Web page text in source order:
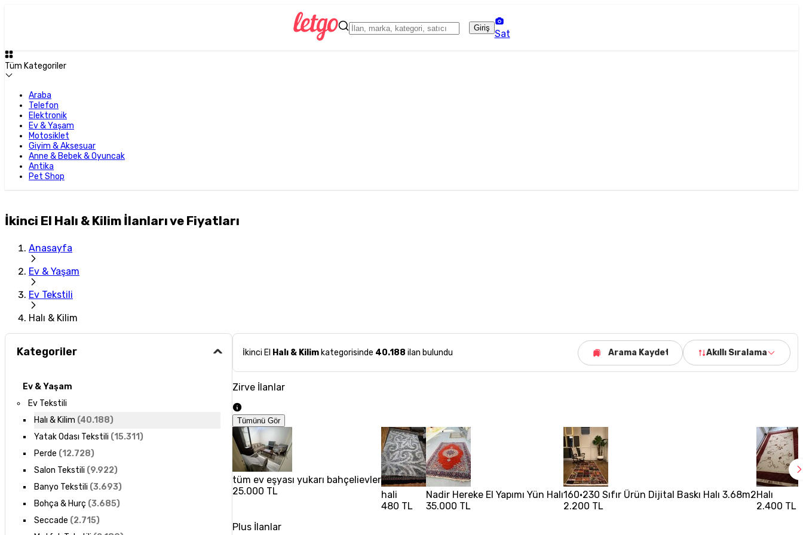
Giriş
Sat
Tüm Kategoriler
Araba
Telefon
Elektronik
Ev & Yaşam
Motosiklet
Giyim & Aksesuar
Anne & Bebek & Oyuncak
Antika
Pet Shop
İkinci El Halı & Kilim İlanları ve Fiyatları
Anasayfa
Ev & Yaşam
Ev Tekstili
Halı & Kilim
Kategoriler
Ev & Yaşam
Ev Tekstili
Halı & Kilim (40.188)
Yatak Odası Tekstili (15.311)
Perde (12.728)
Salon Tekstili (9.922)
Banyo Tekstili (3.693)
Bohça & Hurç (3.685)
Seccade (2.715)
İkinci El Halı & Kilim kategorisinde 40.188 ilan bulundu Arama Kaydet Akıllı Sıralama
Zirve İlanlar
Tümünü Gör
tüm ev eşyası yukarı bahçelievler
25.000 TL
hali
480 TL
Nadir Hereke El Yapımı Yün Halı
35.000 TL
160•230 Sıfır Ürün Dijital Baskı Halı 3.68m2
2.200 TL
Halı
2.400 TL
Plus İlanlar